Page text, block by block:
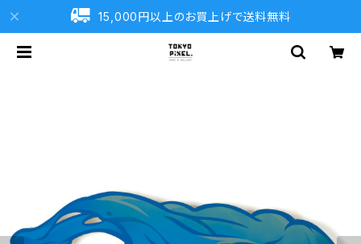
15,000円以上のお買上げで送料無料